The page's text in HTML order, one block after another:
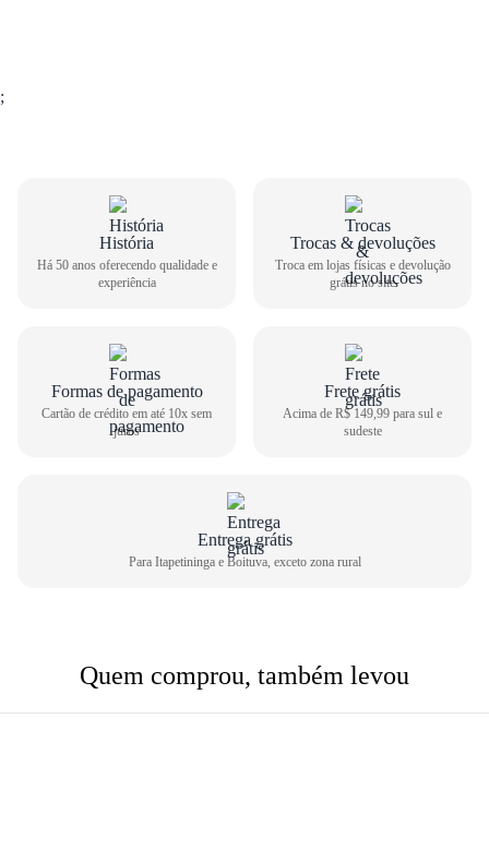
;
História
Há 50 anos oferecendo qualidade e
experiência
Trocas & devoluções
Troca em lojas físicas e devolução
grátis no site
Formas de pagamento
Cartão de crédito em até 10x sem
juros
Frete grátis
Acima de R$ 149,99 para sul e
sudeste
Entrega grátis
Para Itapetininga e Boituva, exceto zona rural
Quem comprou, também levou